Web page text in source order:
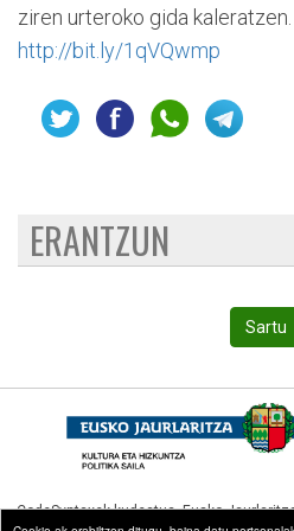
ziren urteroko gida kaleratzen.
http://bit.ly/1qVQwmp
ERANTZUN
Sartu
CodeSyntaxek kudeatua,Eusko